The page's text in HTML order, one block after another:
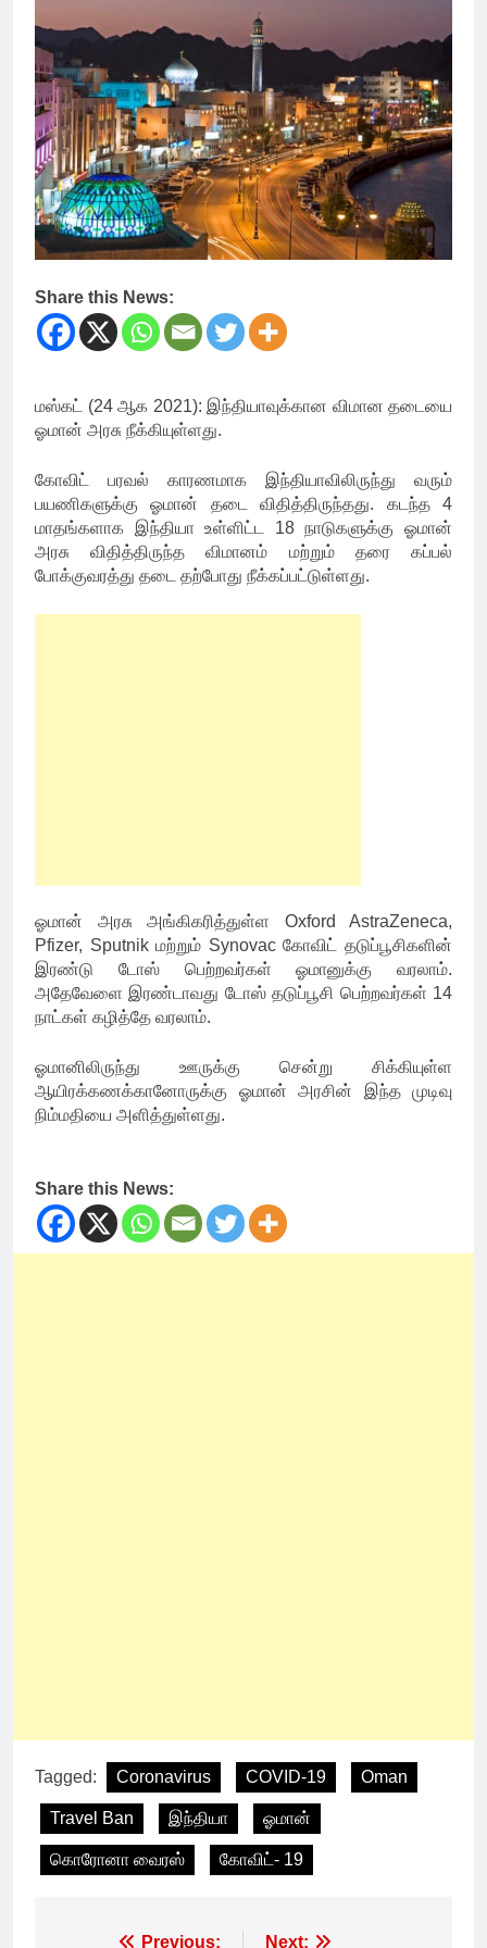
Share this News:
மஸ்கட் (24 ஆக 2021): இந்தியாவுக்கான விமான தடையை
ஓமான் அரசு நீக்கியுள்ளது.
கோவிட் பரவல் காரணமாக இந்தியாவிலிருந்து வரும்
பயணிகளுக்கு ஓமான் தடை விதித்திருந்தது. கடந்த 4
மாதங்களாக இந்தியா உள்ளிட்ட 18 நாடுகளுக்கு ஓமான்
அரசு விதித்திருந்த விமானம் மற்றும் தரை கப்பல்
போக்குவரத்து தடை தற்போது நீக்கப்பட்டுள்ளது.
ஓமான் அரசு அங்கிகரித்துள்ள Oxford AstraZeneca,
Pfizer, Sputnik மற்றும் Synovac கோவிட் தடுப்பூசிகளின்
இரண்டு டோஸ் பெற்றவர்கள் ஓமானுக்கு வரலாம்.
அதேவேளை இரண்டாவது டோஸ் தடுப்பூசி பெற்றவர்கள் 14
நாட்கள் கழித்தே வரலாம்.
ஓமானிலிருந்து ஊருக்கு சென்று சிக்கியுள்ள
ஆயிரக்கணக்கானோருக்கு ஓமான் அரசின் இந்த முடிவு
நிம்மதியை அளித்துள்ளது.
Share this News:
Tagged: Coronavirus COVID-19 Oman
Travel Ban இந்தியா ஓமான்
கொரோனா வைரஸ் கோவிட்- 19
Previous: Next: